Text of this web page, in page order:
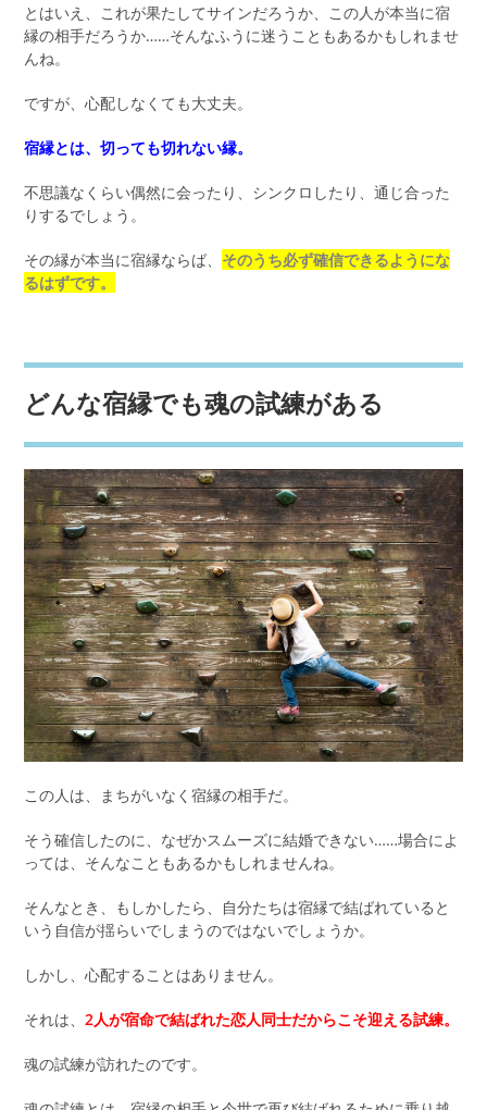
とはいえ、これが果たしてサインだろうか、この人が本当に宿
縁の相手だろうか……そんなふうに迷うこともあるかもしれませ
んね。
ですが、心配しなくても大丈夫。
宿縁とは、切っても切れない縁。
不思議なくらい偶然に会ったり、シンクロしたり、通じ合った
りするでしょう。
その縁が本当に宿縁ならば、 そのうち必ず確信できるようにな
るはずです。
どんな宿縁でも魂の試練がある
この人は、まちがいなく宿縁の相手だ。
そう確信したのに、なぜかスムーズに結婚できない……場合によ
っては、そんなこともあるかもしれませんね。
そんなとき、もしかしたら、自分たちは宿縁で結ばれていると
いう自信が揺らいでしまうのではないでしょうか。
しかし、心配することはありません。
それは、2人が宿命で結ばれた恋人同士だからこそ迎える試練。
魂の試練が訪れたのです。